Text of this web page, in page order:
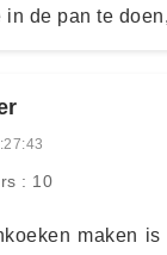
in de pan te
: 10
maken